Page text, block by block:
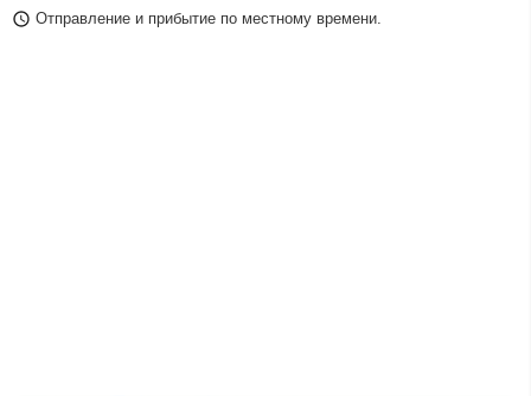
Отправление и прибытие по местному времени.